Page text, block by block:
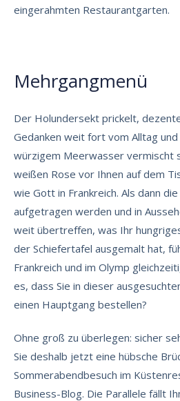
eingerahmten Restaurantgarten.
Mehrgangmenü
Der Holundersekt prickelt,
Gedanken weit fort vom Alltag
würzigem Meerwasser vermischt
weißen Rose vor Ihnen auf dem
wie Gott in Frankreich. Als dann
aufgetragen werden und in
weit übertreffen, was Ihr
der Schiefertafel ausgemalt hat,
Frankreich und im Olymp
es, dass Sie in dieser
einen Hauptgang bestellen?
Ohne groß zu überlegen: sicher
Sie deshalb jetzt eine hübsche
Sommerabendbesuch im
Business-Blog. Die Parallele fällt